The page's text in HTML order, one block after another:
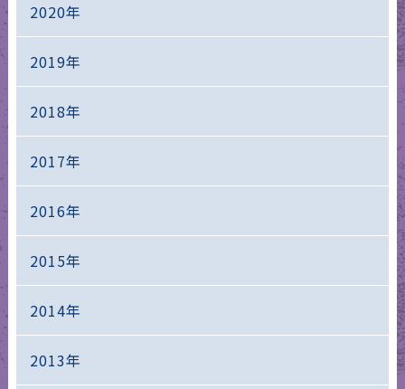
2020年
2019年
2018年
2017年
2016年
2015年
2014年
2013年